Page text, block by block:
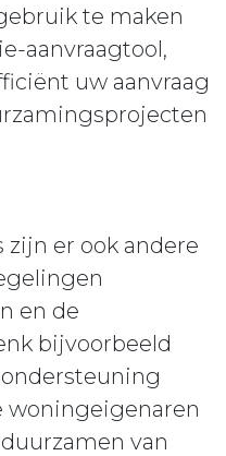
te maken
aanvraagtool,
uw aanvraag
er ook andere
en de
bijvoorbeeld
woningeigenaren
van